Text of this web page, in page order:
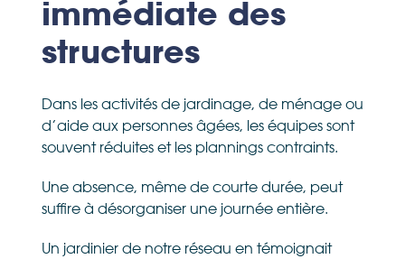
immédiate des
structures
Dans les activités de jardinage, de ménage ou
d’aide aux personnes âgées, les équipes sont
souvent réduites et les plannings contraints.
Une absence, même de courte durée, peut
suffire à désorganiser une journée entière.
Un jardinier de notre réseau en témoignait